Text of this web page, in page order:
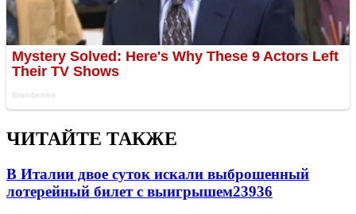
ЧИТАЙТЕ ТАКЖЕ
В Италии двое суток искали выброшенный
лотерейный билет с выигрышем23936